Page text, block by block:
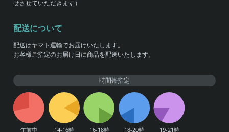
せさせていただきます）
配送について
配送はヤマト運輸でお届けいたします。
お客様ご指定のお届け日に商品を配送いたします。
時間帯指定